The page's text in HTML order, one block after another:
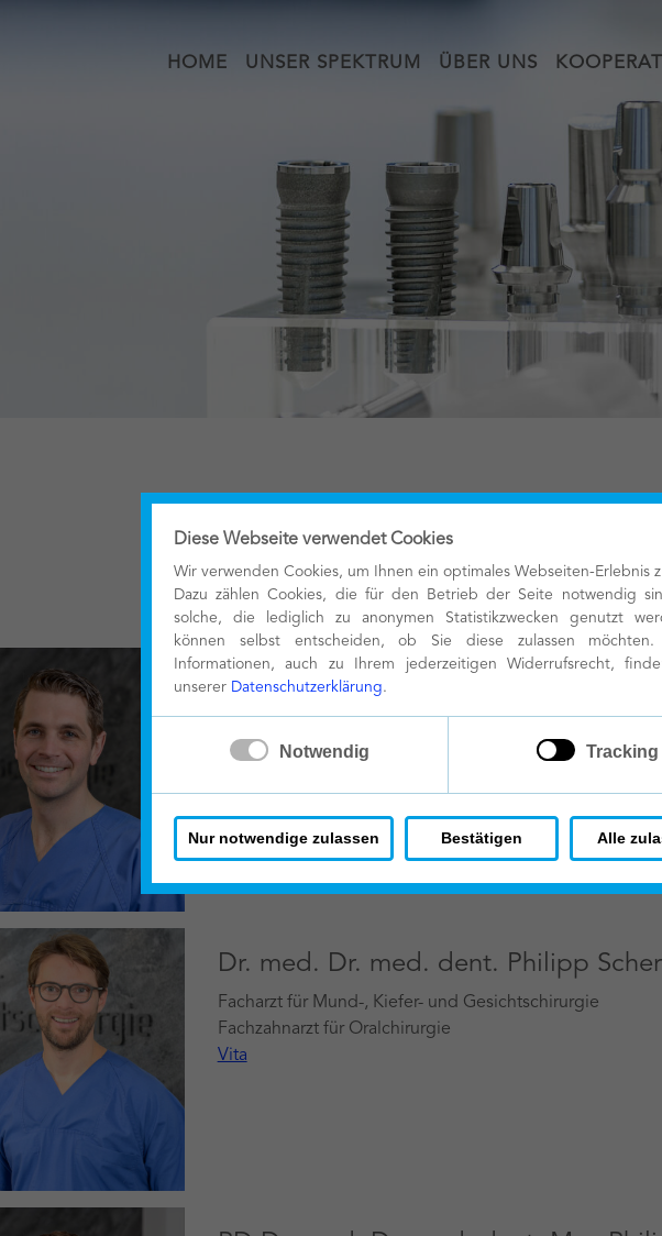
Diese Webseite verwendet Cookies
Wir verwenden Cookies, um Ihnen ein optimales Webseiten-Erlebnis
Dazu zählen Cookies, die für den Betrieb der Seite notwendig
solche, die lediglich zu anonymen Statistikzwecken genutzt
können selbst entscheiden, ob Sie diese zulassen möchten.
Informationen, auch zu Ihrem jederzeitigen Widerrufsrecht,
unserer Datenschutzerklärung.
✓ Notwendig x Tracking
Nur notwendige zulassen Bestätigen Alle
HOME UNSER SPEKTRUM ÜBER UNS
Ärzte und Zahnärzte
Dr. med. Dr. med. dent. Benedikt
Facharzt für Mund-, Kiefer- und Gesichtschirurgie
Fachzahnarzt für Oralchirurgie
Dr. med. Dr. med. dent. Philipp
Facharzt für Mund-, Kiefer- und Gesichtschirurgie
Fachzahnarzt für Oralchirurgie
Vita